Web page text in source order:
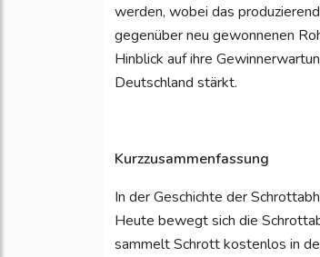
werden, wobei das
gegenüber neu gewonnenen
Hinblick auf ihre
Deutschland stärkt.
Kurzzusammenfassung
In der Geschichte der
Heute bewegt sich die
sammelt Schrott kostenlos in